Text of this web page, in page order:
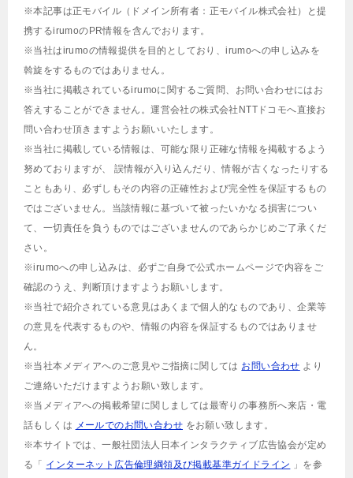
※本記事は正モバイル（ドメイン所有者：正モバイル株式会社）と提
携するirumoのPR情報を含んでおります。
※当社はirumoの情報提供を目的としており、irumoへの申し込みを
斡旋をするものではありません。
※当社に掲載されているirumoに関するご質問、お問い合わせにはお
答えすることができません。運営会社の株式会社NTTドコモへ直接お
問い合わせ頂きますようお願いいたします。
※当社に掲載している情報は、可能な限り正確な情報を掲載するよう
努めておりますが、 誤情報が入り込んだり、情報が古くなったりする
こともあり、必ずしもその内容の正確性および完全性を保証するもの
ではございません。当該情報に基づいて被ったいかなる損害につい
て、一切責任を負うものではございませんのであらかじめご了承くだ
さい。
※irumoへの申し込みは、必ずご自身で公式ホームページで内容をご
確認のうえ、判断頂けますようお願いします。
※当社で紹介されている意見はあくまで個人的なものであり、企業等
の意見を代表するものや、情報の内容を保証するものではありませ
ん。
※当社本メディアへのご意見やご指摘に関しては お問い合わせ より
ご連絡いただけますようお願い致します。
※当メディアへの掲載希望に関しましては最寄りの事務所へ来店・電
話もしくは メールでのお問い合わせ をお願い致します。
※本サイトでは、一般社団法人日本インタラクティブ広告協会が定め
る「
インターネット広告倫理綱領及び掲載基準ガイドライン
」を参